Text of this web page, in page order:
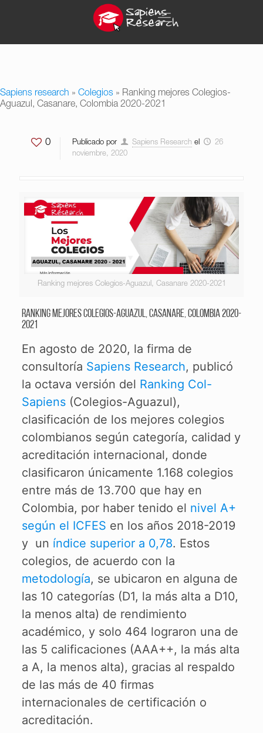
Sapiens research » Colegios » Ranking mejores Colegios-
Aguazul, Casanare, Colombia 2020-2021
0 Publicado por Sapiens Research el
26
noviembre, 2020
Ranking mejores Colegios-Aguazul, Casanare 2020-2021
Ranking mejores Colegios-Aguazul, Casanare, Colombia 2020-
2021
En agosto de 2020, la firma de
consultoría Sapiens Research, publicó
la octava versión del Ranking Col-
Sapiens(Colegios-Aguazul),
clasificación de los mejores colegios
colombianos según categoría, calidad y
acreditación internacional, donde
clasificaron únicamente 1.168 colegios
entre más de 13.700 que hay en
Colombia, por haber tenido el nivel A+
según el ICFES en los años 2018-2019
y un índice superior a 0,78. Estos
colegios, de acuerdo con la
metodología, se ubicaron en alguna de
las 10 categorías (D1, la más alta a D10,
la menos alta) de rendimiento
académico, y solo 464 lograron una de
las 5 calificaciones (AAA++, la más alta
a A, la menos alta), gracias al respaldo
de las más de 40 firmas
internacionales de certificación o
acreditación.